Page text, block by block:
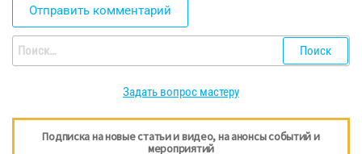
Найти:
Задать вопрос мастеру
Подписка на новые статьи и видео, на анонсы событий и
мероприятий